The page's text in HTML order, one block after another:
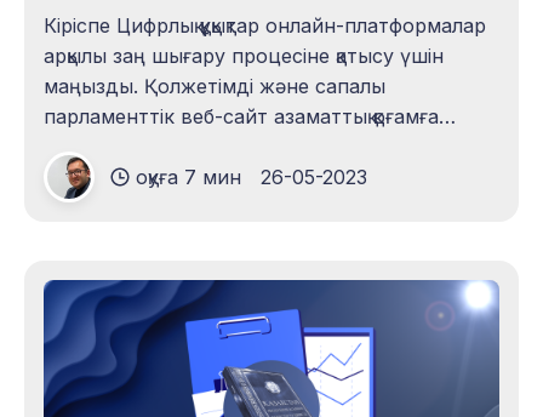
Кіріспе Цифрлық құқықтар онлайн-платформалар
арқылы заң шығару процесіне қатысу үшін
маңызды. Қолжетімді және сапалы
парламенттік веб-сайт азаматтық қоғамға
өзгерістер мен толықтырулар енгізуге, сондай-
ақ оны барлық мүдделі тараптарға одан әрі
істерді жүргізуге қатысу құқығы сөз бостандығы
құқығы
оқуға 7 мин 26-05-2023